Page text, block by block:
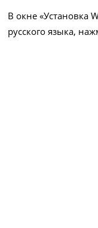
В окне «Установка
русского языка,